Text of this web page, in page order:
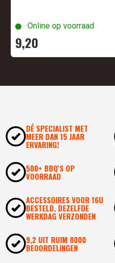
Online op voorraad
9,20
DÉ SPECIALIST MET
MEER DAN 15 JAAR
ERVARING!
500+ BBQ'S OP
VOORRAAD
ACCESSOIRES VOOR 16U
BESTELD, DEZELFDE
WERKDAG VERZONDEN
9,2 UIT RUIM 8000
BEOORDELINGEN